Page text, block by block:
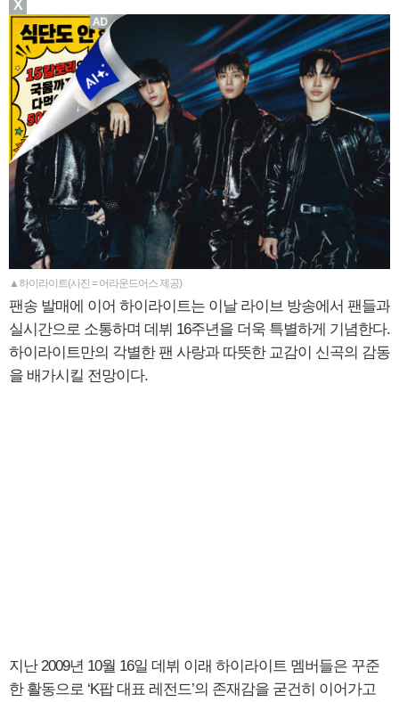
▲하이라이트(사진 = 어라운드어스 제공)
팬송 발매에 이어 하이라이트는 이날 라이브 방송에서 팬들과
실시간으로 소통하며 데뷔 16주년을 더욱 특별하게 기념한다.
하이라이트만의 각별한 팬 사랑과 따뜻한 교감이 신곡의 감동
을 배가시킬 전망이다.
지난 2009년 10월 16일 데뷔 이래 하이라이트 멤버들은 꾸준
한 활동으로 ‘K팝 대표 레전드’의 존재감을 굳건히 이어가고
X